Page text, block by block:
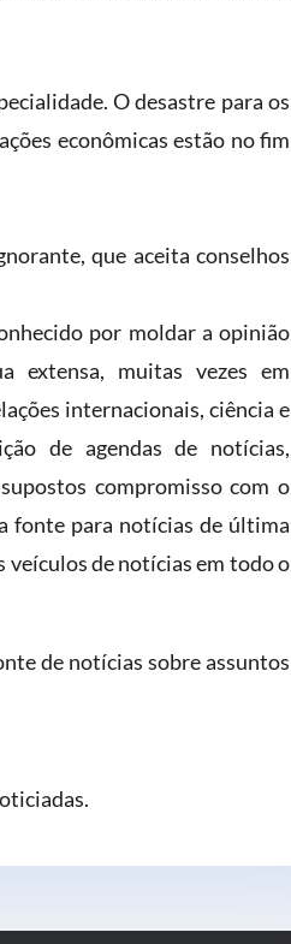
O desastre para os
econômicas estão no fim
que aceita conselhos
por moldar a opinião
extensa, muitas vezes em
internacionais, ciência e
de agendas de notícias,
compromisso com o
fonte para notícias de última
de notícias em todo o
de notícias sobre assuntos